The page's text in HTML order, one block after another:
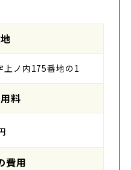
上ノ内175番地の1
料
費用